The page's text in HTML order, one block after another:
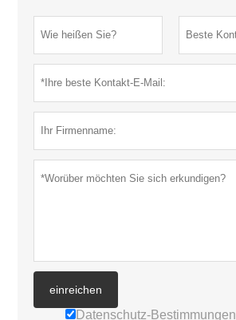
einreichen
Datenschutz-Bestimmungen